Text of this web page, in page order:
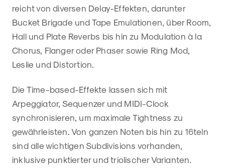
reicht von diversen Delay-Effekten, darunter
Bucket Brigade und Tape Emulationen, über Room,
Hall und Plate Reverbs bis hin zu Modulation à la
Chorus, Flanger oder Phaser sowie Ring Mod,
Leslie und Distortion.
Die Time-based-Effekte lassen sich mit
Arpeggiator, Sequenzer und MIDI-Clock
synchronisieren, um maximale Tightness zu
gewährleisten. Von ganzen Noten bis hin zu 16teln
sind alle wichtigen Subdivisions vorhanden,
inklusive punktierter und triolischer Varianten.